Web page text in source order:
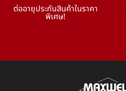
ต่ออายุประกันสินค้าในราคา
พิเศษ!